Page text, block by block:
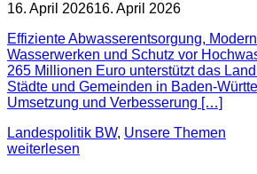
16. April 202616. April 2026
Effiziente Abwasserentsorgung,
Wasserwerken und Schutz vor
265 Millionen Euro unterstützt das
Städte und Gemeinden in Baden-
Umsetzung und Verbesserung […]
Landespolitik BW, Unsere Themen
weiterlesen